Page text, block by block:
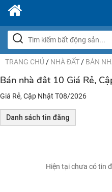
TRANG CHỦ / NHÀ ĐẤT / BÁN
Bán nhà đât 10 Giá Rẻ,
Giá Rẻ, Cập Nhật T08/2026
Danh sách tin đăng
Hiện tại chưa có tin